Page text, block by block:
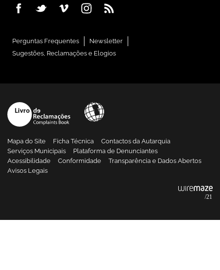
Perguntas Frequentes
Newsletter
Sugestões, Reclamações e Elogios
Mapa do Site Ficha Técnica
Contactos da Autarquia
Serviços Municipais
Plataforma de Denunciantes
Acessibilidade
Conformidade
Transparência e Dados Abertos
Avisos Legais